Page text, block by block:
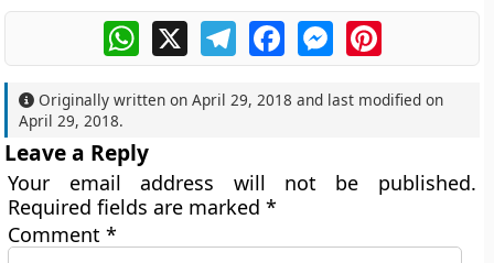
WhatsApp
X TelegramFacebookMessengerPinterest
Originally written onApril 29, 2018 and last modified on
April 29, 2018.
Leave a Reply
Your email address will not be published.
Required fields are marked*
Comment*